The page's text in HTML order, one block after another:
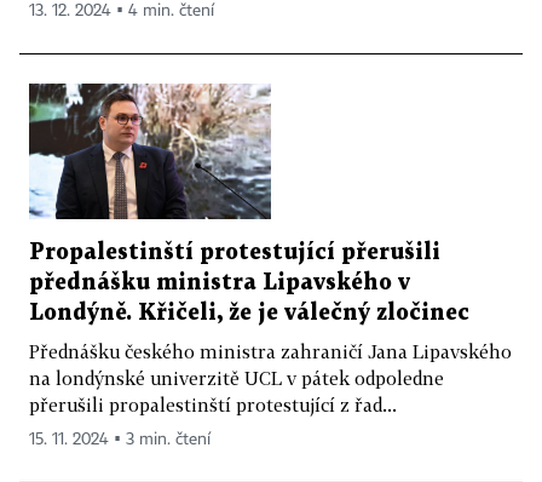
13. 12. 2024 ▪ 4 min. čtení
Propalestinští protestující přerušili
přednášku ministra Lipavského v
Londýně. Křičeli, že je válečný zločinec
Přednášku českého ministra zahraničí Jana Lipavského
na londýnské univerzitě UCL v pátek odpoledne
přerušili propalestinští protestující z řad...
15. 11. 2024 ▪ 3 min. čtení